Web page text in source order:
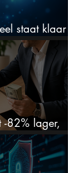
staat klaar
-82% lager,
groeit